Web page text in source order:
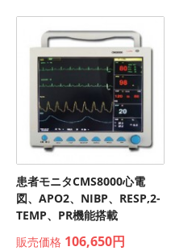
患者モニタCMS8000心電
図、APO2、NIBP、RESP,2-
TEMP、PR機能搭載
販売価格 106,650円